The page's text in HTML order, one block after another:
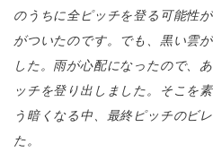
のうちに全ピッチを登る可能性
がついたのです。でも、黒い雲
した。雨が心配になったので、
ッチを登り出しました。そこを
う暗くなる中、最終ピッチのビ
た。